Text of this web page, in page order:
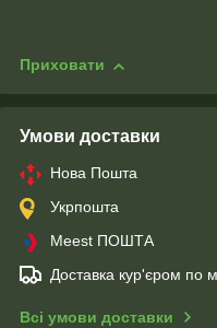
Приховати
Умови доставки
Нова Пошта
Укрпошта
Meest ПОШТА
Доставка кур'єром по
Всі умови доставки